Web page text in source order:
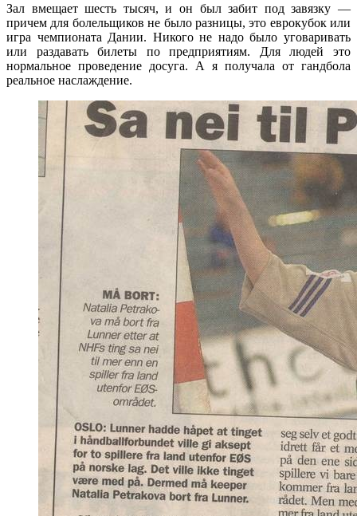
Зал вмещает шесть тысяч, и он был забит под завязку —
причем для болельщиков не было разницы, это еврокубок или
игра чемпионата Дании. Никого не надо было уговаривать
или раздавать билеты по предприятиям. Для людей это
нормальное проведение досуга. А я получала от гандбола
реальное наслаждение.